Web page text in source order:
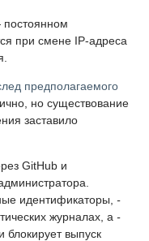
при смене IP-адреса
предполагаемого
но существование
заставило
GitHub и
идентификаторы, -
журналах, а -
выпуск